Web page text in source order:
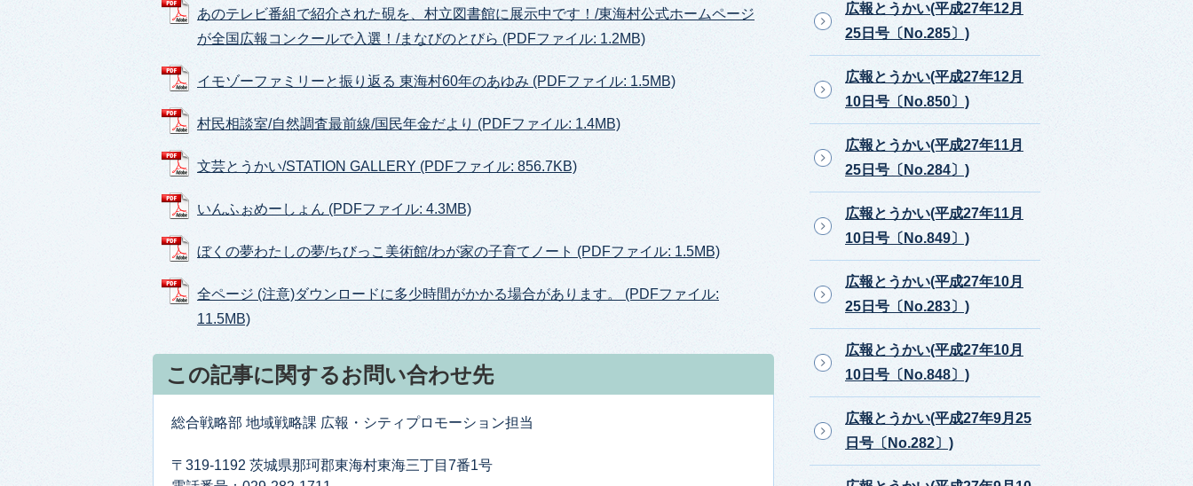
あのテレビ番組で紹介された硯を、村立図書館に展示中です！/東海村公式ホームページ
が全国広報コンクールで入選！/まなびのとびら (PDFファイル: 1.2MB)
イモゾーファミリーと振り返る 東海村60年のあゆみ (PDFファイル: 1.5MB)
村民相談室/自然調査最前線/国民年金だより (PDFファイル: 1.4MB)
文芸とうかい/STATION GALLERY (PDFファイル: 856.7KB)
いんふぉめーしょん (PDFファイル: 4.3MB)
ぼくの夢わたしの夢/ちびっこ美術館/わが家の子育てノート (PDFファイル: 1.5MB)
全ページ (注意)ダウンロードに多少時間がかかる場合があります。 (PDFファイル:
11.5MB)
この記事に関するお問い合わせ先
総合戦略部 地域戦略課 広報・シティプロモーション担当
〒319-1192 茨城県那珂郡東海村東海三丁目7番1号
広報とうかい(平成27年12月
25日号〔No.285〕)
広報とうかい(平成27年12月
10日号〔No.850〕)
広報とうかい(平成27年11月
25日号〔No.284〕)
広報とうかい(平成27年11月
10日号〔No.849〕)
広報とうかい(平成27年10月
25日号〔No.283〕)
広報とうかい(平成27年10月
10日号〔No.848〕)
広報とうかい(平成27年9月25
日号〔No.282〕)